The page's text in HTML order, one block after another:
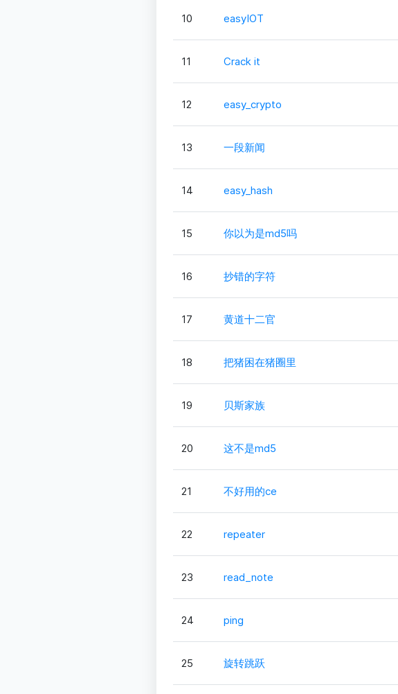
10 easyIOT
11 Crack it
12 easy_crypto
13 一段新闻
14 easy_hash
15 你以为是md5吗
16 抄错的字符
17 黄道十二官
18 把猪困在猪圈里
19 贝斯家族
20 这不是md5
21 不好用的ce
22 repeater
23 read_note
24 ping
25 旋转跳跃